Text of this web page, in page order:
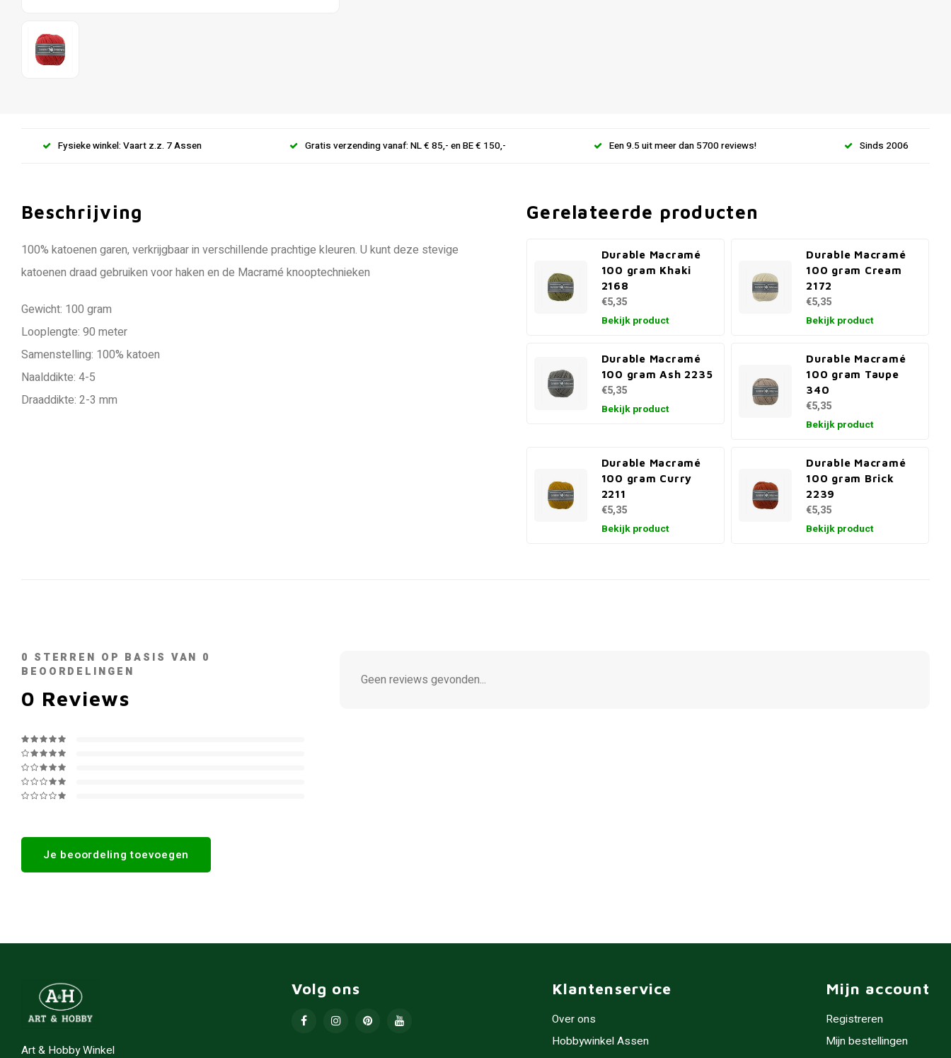
Fysieke winkel: Vaart z.z. 7 Assen Gratis verzending vanaf: NL € 85,- en BE € 150,- Een 9.5 uit meer dan 5700 reviews! Sinds 2006
Beschrijving
100% katoenen garen, verkrijgbaar in verschillende prachtige kleuren. U kunt deze stevige
katoenen draad gebruiken voor haken en de Macramé knooptechnieken
Gewicht: 100 gram
Looplengte: 90 meter
Samenstelling: 100% katoen
Naalddikte: 4-5
Draaddikte: 2-3 mm
Gerelateerde producten
Durable Macramé
100 gram Khaki
2168
€5,35
Bekijk product
Durable Macramé
100 gram Cream
2172
€5,35
Bekijk product
Durable Macramé
100 gram Ash 2235
€5,35
Bekijk product
Durable Macramé
100 gram Taupe
340
€5,35
Bekijk product
Durable Macramé
100 gram Curry
2211
€5,35
Bekijk product
Durable Macramé
100 gram Brick
2239
€5,35
Bekijk product
0 STERREN OP BASIS VAN 0
BEOORDELINGEN
0 Reviews
Je beoordeling toevoegen
Geen reviews gevonden...
Art & Hobby Winkel
Volg ons Klantenservice
Over ons
Hobbywinkel Assen
Mijn account
Registreren
Mijn bestellingen